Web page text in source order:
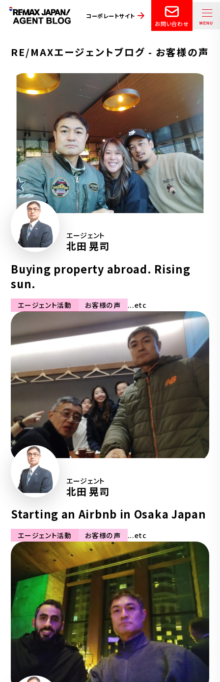
コーポレートサイト
お問い合わせ
RE/MAXエージェントブログ - お客様の声
エージェント
北田 晃司
Buying property abroad. Rising
sun.
エージェント活動 お客様の声 ...etc
エージェント
北田 晃司
Starting an Airbnb in Osaka Japan
エージェント活動 お客様の声 ...etc